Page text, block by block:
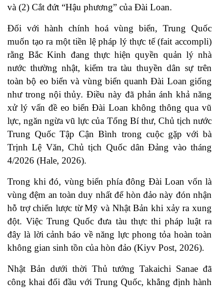
và (2) Cắt đứt “Hậu phương” của Đài Loan.
Đối với hành chính hoá vùng biển, Trung Quốc
muốn tạo ra một tiền lệ pháp lý thực tế (fait accompli)
rằng Bắc Kinh đang thực hiện quyền quản lý nhà
nước thường nhật, kiểm tra tàu thuyền dân sự trên
toàn bộ eo biển và vùng biển quanh Đài Loan giống
như trong nội thủy. Điều này đã phản ánh khả năng
xử lý vấn đề eo biển Đài Loan không thông qua vũ
lực, ngăn ngừa vũ lực của Tổng Bí thư, Chủ tịch nước
Trung Quốc Tập Cận Bình trong cuộc gặp với bà
Trịnh Lệ Văn, Chủ tịch Quốc dân Đảng vào tháng
4/2026 (Hale, 2026).
Trong khi đó, vùng biển phía đông Đài Loan vốn là
vùng đệm an toàn duy nhất để hòn đảo này đón nhận
hỗ trợ chiến lược từ Mỹ và Nhật Bản khi xảy ra xung
đột. Việc Trung Quốc đưa tàu thực thi pháp luật ra
đây là lời cảnh báo về năng lực phong tỏa hoàn toàn
không gian sinh tồn của hòn đảo (Kiyv Post, 2026).
Nhật Bản dưới thời Thủ tướng Takaichi Sanae đã
công khai đối đầu với Trung Quốc, khẳng định hành